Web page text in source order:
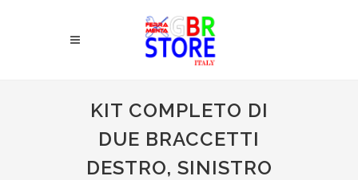
KIT COMPLETO DI
DUE BRACCETTI
DESTRO, SINISTRO